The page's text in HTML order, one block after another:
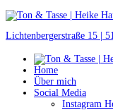
Lichtenbergerstraße 15 |
Home
Über mich
Social Media
Instagram